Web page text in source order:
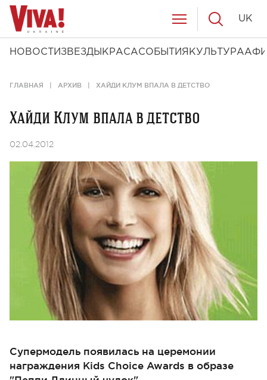
НОВОСТИ ЗВЕЗДЫ КРАСАСОБЫТИЯ КУЛЬТУРА
UK
ГЛАВНАЯ АРХИВ ХАЙДИ КЛУМ ВПАЛА В ДЕТСТВО
Хайди Клум впала в детство
02.04.2012
Супермодель появилась на церемонии
награждения Kids Choiсe Awards в образе